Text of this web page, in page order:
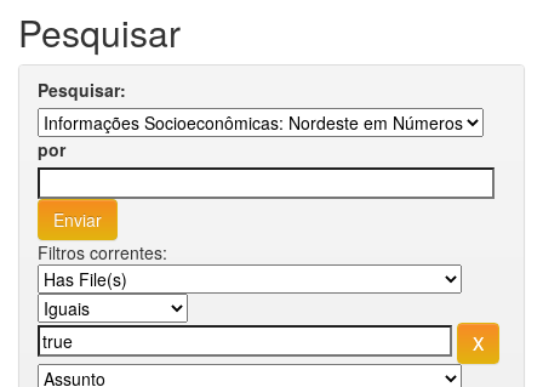
Pesquisar
Pesquisar:
por
Filtros correntes: